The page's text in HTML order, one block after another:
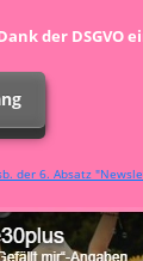
der DSGVO
der 6. Absatz